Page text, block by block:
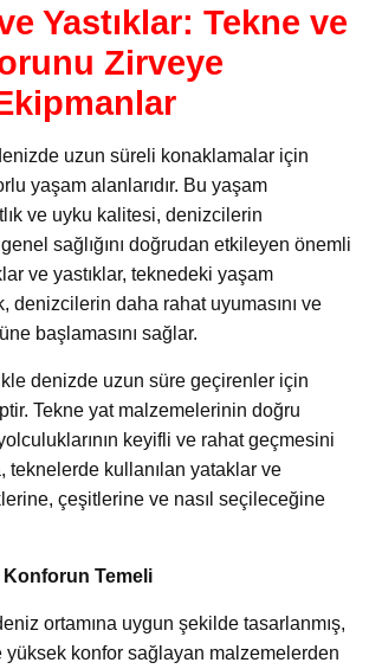
Yastıklar: Tekne ve
Zirveye
uzun süreli konaklamalar için
yaşam alanlarıdır. Bu yaşam
ve uyku kalitesi, denizcilerin
genel sağlığını doğrudan etkileyen önemli
ve yastıklar, teknedeki yaşam
denizcilerin daha rahat uyumasını ve
başlamasını sağlar.
denizde uzun süre geçirenler için
Tekne yat malzemelerinin doğru
keyifli ve rahat geçmesini
teknelerde kullanılan yataklar ve
çeşitlerine ve nasıl seçileceğine
Konforun Temeli
ortamına uygun şekilde tasarlanmış,
yüksek konfor sağlayan malzemelerden